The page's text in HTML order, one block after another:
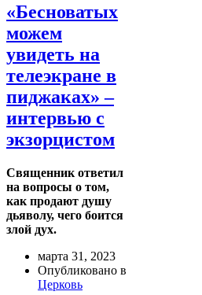
«Бесноватых
можем
увидеть на
телеэкране в
пиджаках» –
интервью с
экзорцистом
Священник ответил
на вопросы о том,
как продают душу
дьяволу, чего боится
злой дух.
марта 31, 2023
Опубликовано в
Церковь